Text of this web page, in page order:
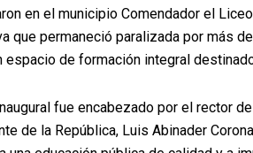
en el municipio Comendador el
que permaneció paralizada por más
espacio de formación integral
fue encabezado por el rector
de la República, Luis Abinader